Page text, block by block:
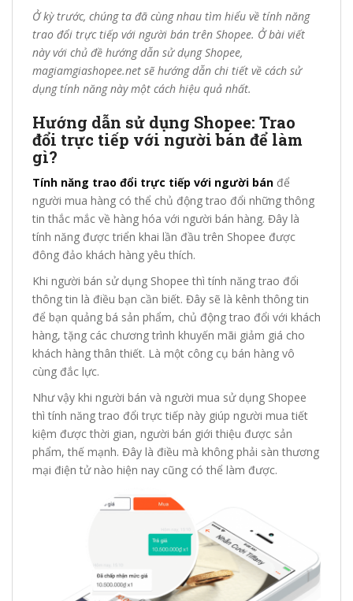
Ở kỳ trước, chúng ta đã cùng nhau tìm hiểu về tính năng
trao đổi trực tiếp với người bán trên Shopee. Ở bài viết
này với chủ đề hướng dẫn sử dụng Shopee,
magiamgiashopee.net sẽ hướng dẫn chi tiết về cách sử
dụng tính năng này một cách hiệu quả nhất.
Hướng dẫn sử dụng Shopee: Trao
đổi trực tiếp với người bán để làm
gì?
Tính năng trao đổi trực tiếp với người bán để
người mua hàng có thể chủ động trao đổi những thông
tin thắc mắc về hàng hóa với người bán hàng. Đây là
tính năng được triển khai lần đầu trên Shopee được
đông đảo khách hàng yêu thích.
Khi người bán sử dụng Shopee thì tính năng trao đổi
thông tin là điều bạn cần biết. Đây sẽ là kênh thông tin
để bạn quảng bá sản phẩm, chủ động trao đổi với khách
hàng, tặng các chương trình khuyến mãi giảm giá cho
khách hàng thân thiết. Là một công cụ bán hàng vô
cùng đắc lực.
Như vậy khi người bán và người mua sử dụng Shopee
thì tính năng trao đổi trực tiếp này giúp người mua tiết
kiệm được thời gian, người bán giới thiệu được sản
phẩm, thế mạnh. Đây là điều mà không phải sàn thương
mại điện tử nào hiện nay cũng có thể làm được.